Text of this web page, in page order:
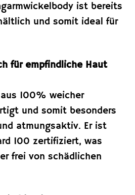
ist bereits
und somit ideal für
für empfindliche Haut
100% weicher
und somit besonders
atmungsaktiv. Er ist
100 zertifiziert, was
frei von schädlichen